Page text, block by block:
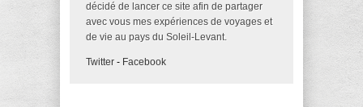
décidé de lancer ce site afin de partager
avec vous mes expériences de voyages et
de vie au pays du Soleil-Levant.
Twitter - Facebook